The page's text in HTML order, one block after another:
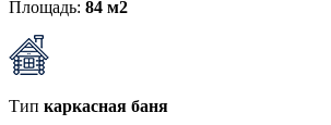
Площадь: 84 м2
Тип каркасная баня